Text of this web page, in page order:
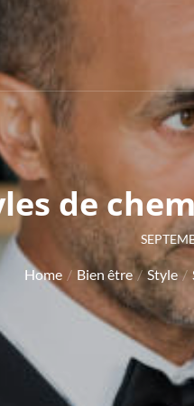
de
Posted
on
Home Bien être Style